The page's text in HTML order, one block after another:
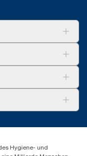
Hygiene- und